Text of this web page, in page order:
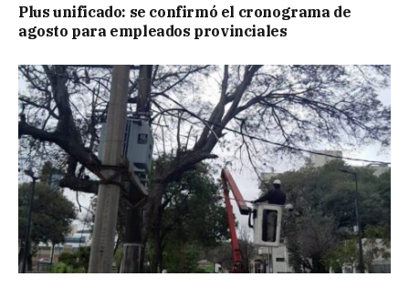
Plus unificado: se confirmó el cronograma de
agosto para empleados provinciales